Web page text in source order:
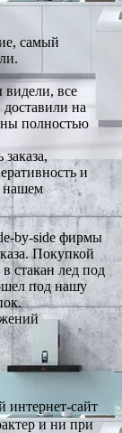
самый
все
на
полностью
и
нашем
by-side фирмы
Покупкой
стакан лед под
под нашу
сайт
и ни при